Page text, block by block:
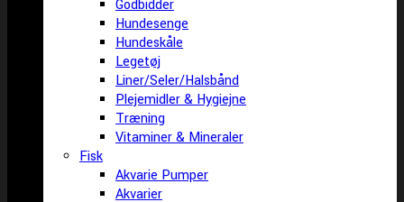
Godbidder
Hundesenge
Hundeskåle
Legetøj
Liner/Seler/Halsbånd
Plejemidler & Hygiejne
Træning
Vitaminer & Mineraler
Fisk
Akvarie Pumper
Akvarier